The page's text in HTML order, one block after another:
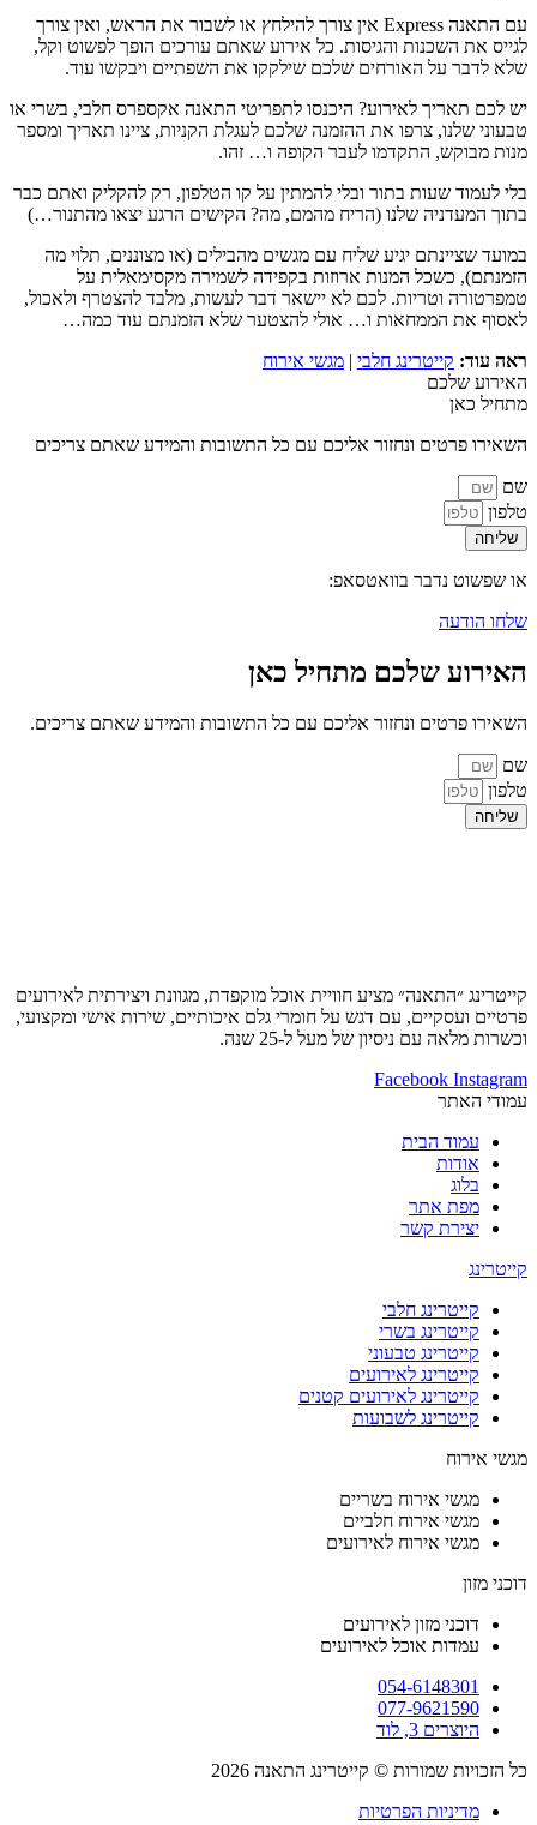
עם התאנה Express אין צורך להילחץ או לשבור את הראש, ואין צורך
לגייס את השכנות והגיסות. כל אירוע שאתם עורכים הופך לפשוט וקל,
שלא לדבר על האורחים שלכם שילקקו את השפתיים ויבקשו עוד.
יש לכם תאריך לאירוע? היכנסו לתפריטי התאנה אקספרס חלבי, בשרי או
טבעוני שלנו, צרפו את ההזמנה שלכם לעגלת הקניות, ציינו תאריך ומספר
מנות מבוקש, התקדמו לעבר הקופה ו… זהו.
בלי לעמוד שעות בתור ובלי להמתין על קו הטלפון, רק להקליק ואתם כבר
בתוך המעדניה שלנו (הריח מהמם, מה? הקישים הרגע יצאו מהתנור…)
במועד שציינתם יגיע שליח עם מגשים מהבילים (או מצוננים, תלוי מה
הזמנתם), כשכל המנות ארוזות בקפידה לשמירה מקסימאלית על
טמפרטורה וטריות. לכם לא יישאר דבר לעשות, מלבד להצטרף ולאכול,
לאסוף את הממחאות ו… אולי להצטער שלא הזמנתם עוד כמה…
ראה עוד: קייטרינג חלבי | מגשי אירוח
האירוע שלכם
מתחיל כאן
השאירו פרטים ונחזור אליכם עם כל התשובות והמידע שאתם צריכים
שם
טלפון
שליחה
או שפשוט נדבר בוואטסאפ:
שלחו הודעה
האירוע שלכם מתחיל כאן
השאירו פרטים ונחזור אליכם עם כל התשובות והמידע שאתם צריכים.
שם
טלפון
שליחה
קייטרינג ״התאנה״ מציע חוויית אוכל מוקפדת, מגוונת ויצירתית לאירועים
פרטיים ועסקיים, עם דגש על חומרי גלם איכותיים, שירות אישי ומקצועי,
וכשרות מלאה עם ניסיון של מעל ל-25 שנה.
Facebook Instagram
עמודי האתר
עמוד הבית
אודות
בלוג
מפת אתר
יצירת קשר
קייטרינג
קייטרינג חלבי
קייטרינג בשרי
קייטרינג טבעוני
קייטרינג לאירועים
קייטרינג לאירועים קטנים
קייטרינג לשבועות
מגשי אירוח
מגשי אירוח בשריים
מגשי אירוח חלביים
מגשי אירוח לאירועים
דוכני מזון
דוכני מזון לאירועים
עמדות אוכל לאירועים
054-6148301
077-9621590
היוצרים 3, לוד
כל הזכויות שמורות © קייטרינג התאנה 2026
מדיניות הפרטיות